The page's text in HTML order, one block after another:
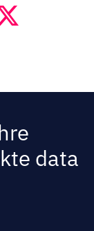
data